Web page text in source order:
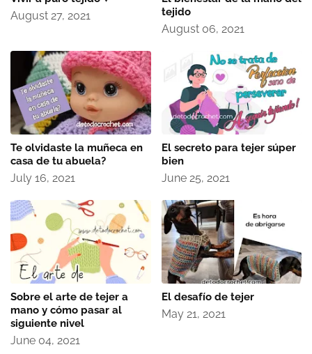
August 27, 2021
tejido
August 06, 2021
Te olvidaste la muñeca en
casa de tu abuela?
July 16, 2021
El secreto para tejer súper
bien
June 25, 2021
Sobre el arte de tejer a
mano y cómo pasar al
siguiente nivel
June 04, 2021
El desafío de tejer
May 21, 2021